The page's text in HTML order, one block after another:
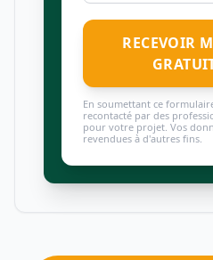
RECEVOIR
En soumettant ce
recontacté par des
pour votre projet. Vos
revendues à d'autres fins.